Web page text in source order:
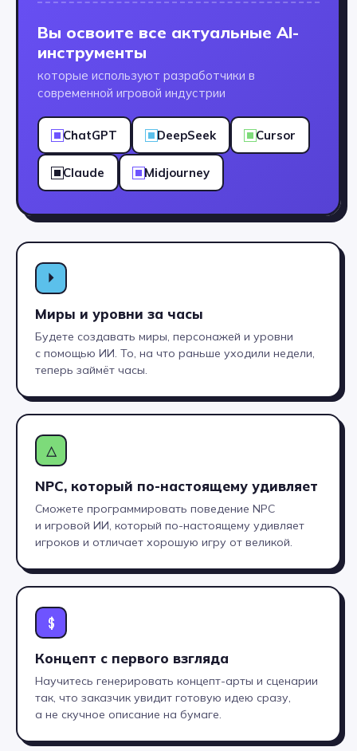
Вы освоите все актуальные AI-
инструменты
которые используют разработчики в
современной игровой индустрии
ChatGPT DeepSeek Cursor
Claude Midjourney
⏵
Миры и уровни за часы
Будете создавать миры, персонажей и уровни
с помощью ИИ. То, на что раньше уходили недели,
теперь займёт часы.
△
NPC, который по-настоящему удивляет
Сможете программировать поведение NPC
и игровой ИИ, который по-настоящему удивляет
игроков и отличает хорошую игру от великой.
$
Концепт с первого взгляда
Научитесь генерировать концепт-арты и сценарии
так, что заказчик увидит готовую идею сразу,
а не скучное описание на бумаге.